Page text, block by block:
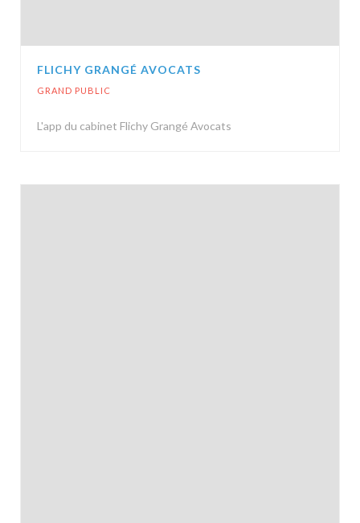
FLICHY GRANGÉ AVOCATS
GRAND PUBLIC
L'app du cabinet Flichy Grangé Avocats